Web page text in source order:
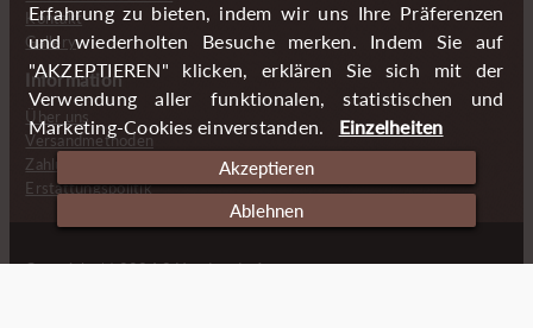
Kontakt
Gallery
Information
Über uns
Versandmethoden
Zahlungsmöglichkeiten
Erstattungspolitik
Copyright (c) 2024 2 Handmade Aprons
Erfahrung zu bieten, indem wir uns Ihre Präferenzen
und wiederholten Besuche merken. Indem Sie auf
"AKZEPTIEREN" klicken, erklären Sie sich mit der
Verwendung aller funktionalen, statistischen und
Marketing-Cookies einverstanden.
Einzelheiten
Akzeptieren
Ablehnen